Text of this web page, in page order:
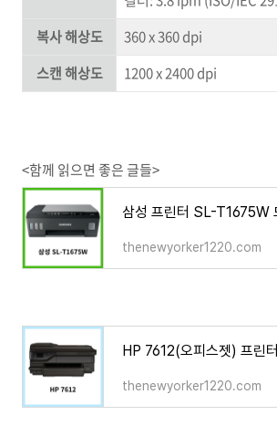
복사 해상도
360 x 360 dpi
스캔 해상도
1200 x 2400 dpi
<함께 읽으면 좋은 글들>
thenewyorker1220.com
thenewyorker1220.com